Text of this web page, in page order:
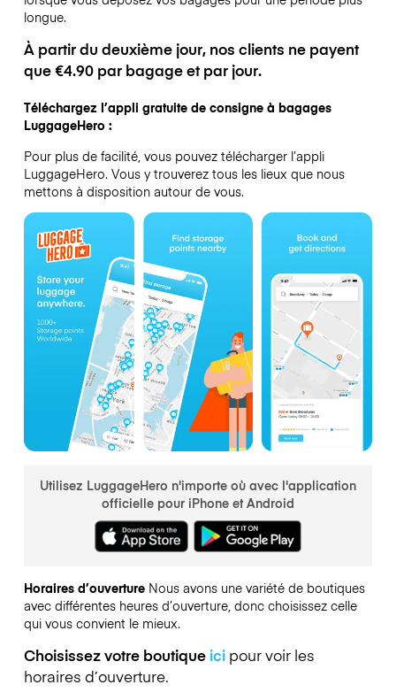
longue.
À partir du deuxième jour, nos clients ne payent
que €4.90 par bagage et par jour.
Téléchargez l’appli gratuite de consigne à bagages
LuggageHero :
Pour plus de facilité, vous pouvez télécharger l’appli
LuggageHero. Vous y trouverez tous les lieux que nous
mettons à disposition autour de vous.
Utilisez LuggageHero n'importe où avec l'application
officielle pour iPhone et Android
Horaires d’ouverture Nous avons une variété de boutiques
avec différentes heures d’ouverture, donc choisissez celle
qui vous convient le mieux.
Choisissez votre boutique icipour voir les
horaires d’ouverture.